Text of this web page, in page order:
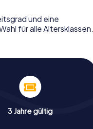
und eine
für alle Altersklassen.
3 Jahre gültig